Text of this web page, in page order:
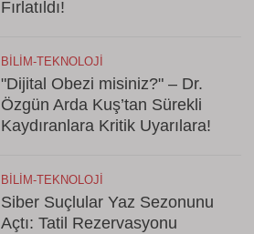
Fırlatıldı!
BILIM-TEKNOLOJI
"Dijital Obezi misiniz?" – Dr.
Özgün Arda Kuş’tan Sürekli
Kaydıranlara Kritik Uyarılara!
BILIM-TEKNOLOJI
Siber Suçlular Yaz Sezonunu
Açtı: Tatil Rezervasyonu